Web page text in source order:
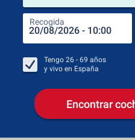
Recogida
Tengo 26 - 69 años
y vivo en España
Encontrar